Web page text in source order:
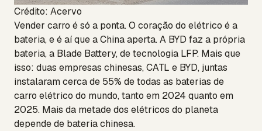
Crédito: Acervo
Vender carro é só a ponta. O coração do elétrico é a
bateria, e é aí que a China aperta. A BYD faz a própria
bateria, a Blade Battery, de tecnologia LFP. Mais que
isso: duas empresas chinesas, CATL e BYD, juntas
instalaram cerca de 55% de todas as baterias de
carro elétrico do mundo, tanto em 2024 quanto em
2025. Mais da metade dos elétricos do planeta
depende de bateria chinesa.